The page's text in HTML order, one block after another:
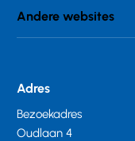
Andere websites
Adres
Bezoekadres
Oudlaan 4